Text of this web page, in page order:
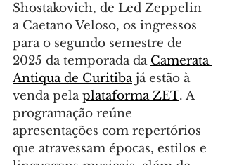
Shostakovich, de Led Zeppelin
a Caetano Veloso, os ingressos
para o segundo semestre de
2025 da temporada da Camerata
Antiqua de Curitiba já estão à
venda pela plataforma ZET. A
programação reúne
apresentações com repertórios
que atravessam épocas, estilos e